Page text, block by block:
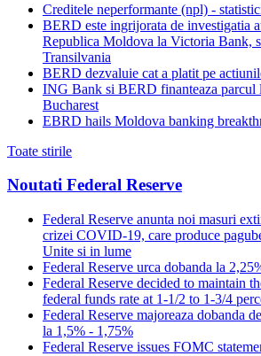
Creditele neperformante (npl) -
BERD este ingrijorata de investigatia
Republica Moldova la Victoria Bank,
Transilvania
BERD dezvaluie cat a platit pe
ING Bank si BERD finanteaza parcul
Bucharest
EBRD hails Moldova banking
Toate stirile
Noutati Federal Reserve
Federal Reserve anunta noi masuri
crizei COVID-19, care produce
Unite si in lume
Federal Reserve urca dobanda la
Federal Reserve decided to maintain
federal funds rate at 1-1/2 to 1-3/4
Federal Reserve majoreaza dobanda
la 1,5% - 1,75%
Federal Reserve issues FOMC